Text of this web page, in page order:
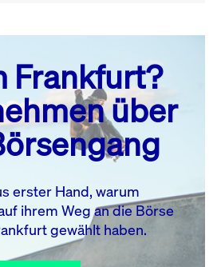
DO. FR. SA. SO.
1
2
6 7 8
13 14
20 21 22
23
27 28
Frankfurt?
über
erster Hand, warum
ihrem Weg an die Börse
gewählt haben.